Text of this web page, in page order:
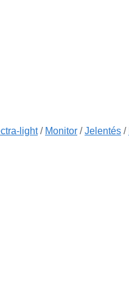
light/ Monitor /Jelentés /